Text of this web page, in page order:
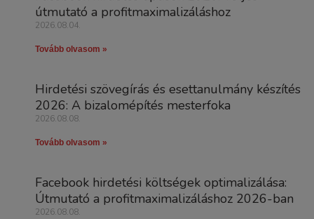
útmutató a profitmaximalizáláshoz
2026.08.04.
Tovább olvasom »
Hirdetési szövegírás és esettanulmány készítés
2026: A bizalomépítés mesterfoka
2026.08.08.
Tovább olvasom »
Facebook hirdetési költségek optimalizálása:
Útmutató a profitmaximalizáláshoz 2026-ban
2026.08.08.